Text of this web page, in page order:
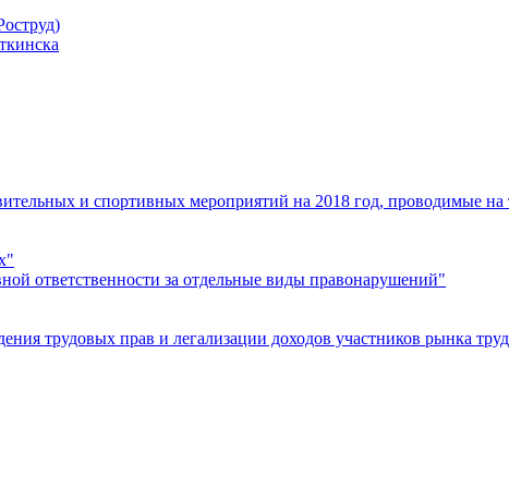
и спортивных мероприятий на 2018 год, проводимые
ответственности за отдельные виды правонарушений"
трудовых прав и легализации доходов участников рынка